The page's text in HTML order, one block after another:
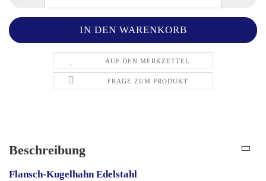
AUF DEN MERKZETTEL
FRAGE ZUM PRODUKT
Beschreibung
Flansch-Kugelhahn Edelstahl